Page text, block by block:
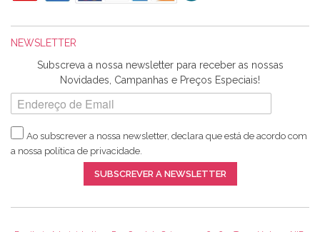
Harita a minha encomenda já chegou. :) Muito obrigada pela
rapidez no envio, pela qualidade dos materiais que me
enviaste e pela simpatia de sempre. :)
Catarina Amaro
5 estrelas. Gosto muito do serviço. A Harita Chotalal é muito
Recomendo.
NEWSLETTER
Subscreva a nossa newsletter para receber as nossas
Novidades, Campanhas e Preços Especiais!
Ao subscrever a nossa newsletter, declara que está de acordo com
a nossa política de privacidade.
SUBSCREVER A NEWSLETTER